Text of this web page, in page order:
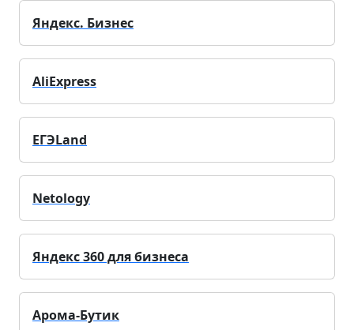
Яндекс. Бизнес
AliExpress
ЕГЭLand
Netology
Яндекс 360 для бизнеса
Арома-Бутик